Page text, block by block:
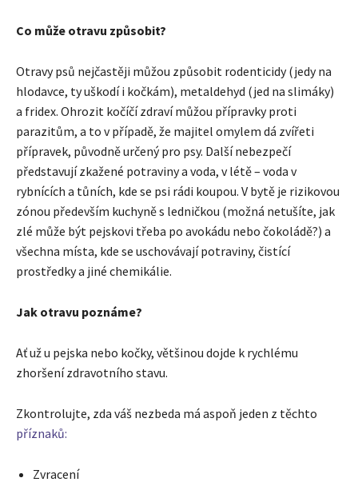
Co může otravu způsobit?
Otravy psů nejčastěji můžou způsobit rodenticidy (jedy na
hlodavce, ty uškodí i kočkám), metaldehyd (jed na slimáky)
a fridex. Ohrozit kočíčí zdraví můžou přípravky proti
parazitům, a to v případě, že majitel omylem dá zvířeti
přípravek, původně určený pro psy. Další nebezpečí
představují zkažené potraviny a voda, v létě – voda v
rybnících a tůních, kde se psi rádi koupou. V bytě je rizikovou
zónou především kuchyně s ledničkou (možná netušíte, jak
zlé může být pejskovi třeba po avokádu nebo čokoládě?) a
všechna místa, kde se uschovávají potraviny, čistící
prostředky a jiné chemikálie.
Jak otravu poznáme?
Ať už u pejska nebo kočky, většinou dojde k rychlému
zhoršení zdravotního stavu.
Zkontrolujte, zda váš nezbeda má aspoň jeden z těchto
příznaků:
Zvracení